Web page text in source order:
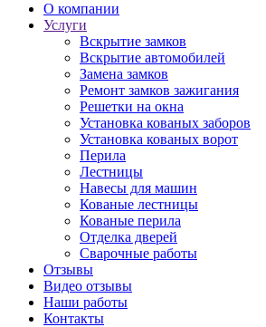
О компании
Услуги
Вскрытие замков
Вскрытие автомобилей
Замена замков
Ремонт замков зажигания
Решетки на окна
Установка кованых заборов
Установка кованых ворот
Перила
Лестницы
Навесы для машин
Кованые лестницы
Кованые перила
Отделка дверей
Сварочные работы
Отзывы
Видео отзывы
Наши работы
Контакты